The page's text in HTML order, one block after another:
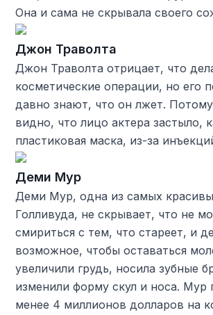
Она и сама не скрывала своего
Джон Траволта
Джон Траволта отрицает, что
косметические операции, но его
давно знают, что он лжет.
видно, что лицо актера застыло,
пластиковая маска, из-за
Деми Мур
Деми Мур, одна из самых
Голливуда, не скрывает, что не
смириться с тем, что стареет, и
возможное, чтобы оставаться
увеличили грудь, носила зубные
изменили форму скул и носа. Мур
менее 4 миллионов долларов на